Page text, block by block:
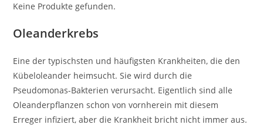
Keine Produkte gefunden.
Oleanderkrebs
Eine der typischsten und häufigsten Krankheiten, die den
Kübeloleander heimsucht. Sie wird durch die
Pseudomonas-Bakterien verursacht. Eigentlich sind alle
Oleanderpflanzen schon von vornherein mit diesem
Erreger infiziert, aber die Krankheit bricht nicht immer aus.